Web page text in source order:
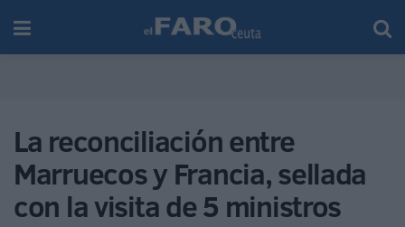
La reconciliación entre
Marruecos y Francia, sellada
con la visita de 5 ministros